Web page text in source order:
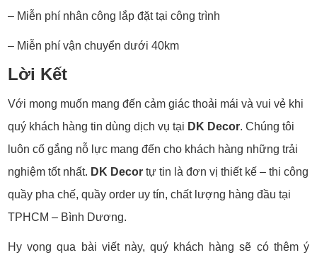
– Miễn phí nhân công lắp đặt tại công trình
– Miễn phí vận chuyển dưới 40km
Lời Kết
Với mong muốn mang đến cảm giác thoải mái và vui vẻ khi
quý khách hàng tin dùng dịch vụ tại DK Decor. Chúng tôi
luôn cố gắng nỗ lực mang đến cho khách hàng những trải
nghiệm tốt nhất. DK Decor tự tin là đơn vị thiết kế – thi công
quầy pha chế, quầy order uy tín, chất lượng hàng đầu tại
TPHCM – Bình Dương.
Hy vọng qua bài viết này, quý khách hàng sẽ có thêm ý